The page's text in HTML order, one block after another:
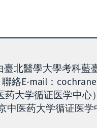
北醫學大學考科藍
絡E-mail：
大学循证医学中心
中医药大学循证医